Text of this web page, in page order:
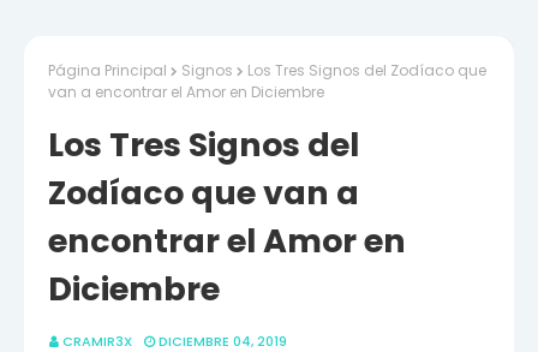
Página Principal Signos
Los Tres Signos del Zodíaco que
van a encontrar el Amor en Diciembre
Los Tres Signos del
Zodíaco que van a
encontrar el Amor en
Diciembre
CRAMIR3X DICIEMBRE 04, 2019